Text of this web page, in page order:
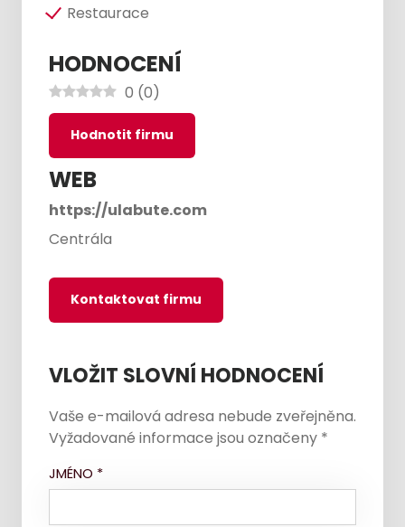
Restaurace
HODNOCENÍ
0 (0)
Hodnotit firmu
WEB
https://ulabute.com
Centrála
Kontaktovat firmu
VLOŽIT SLOVNÍ HODNOCENÍ
Vaše e-mailová adresa nebude zveřejněna.
Vyžadované informace jsou označeny *
JMÉNO *